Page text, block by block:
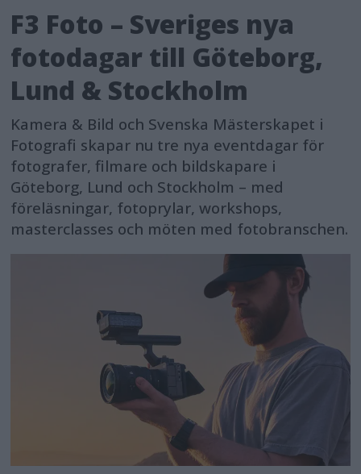
F3 Foto – Sveriges nya
fotodagar till Göteborg,
Lund & Stockholm
Kamera & Bild och Svenska Mästerskapet i
Fotografi skapar nu tre nya eventdagar för
fotografer, filmare och bildskapare i
Göteborg, Lund och Stockholm – med
föreläsningar, fotoprylar, workshops,
masterclasses och möten med fotobranschen.